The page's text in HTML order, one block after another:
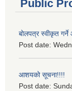
Public
बोलपत्र स्वीकृत
Post date:
आशयको सूचना!!!!
Post date: